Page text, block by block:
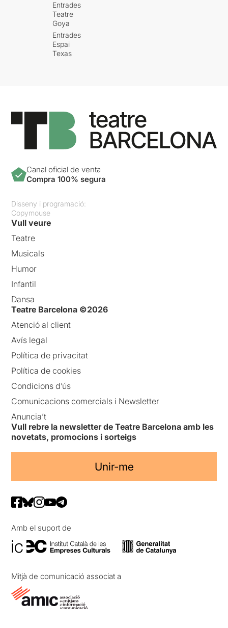
Entrades
Teatre
Goya
Entrades
Espai
Texas
Canal oficial de venta
Compra 100% segura
Disseny i programació:
Copymouse
Vull veure
Teatre
Musicals
Humor
Infantil
Dansa
Teatre Barcelona ©2026
Atenció al client
Avís legal
Política de privacitat
Política de cookies
Condicions d’ús
Comunicacions comercials i Newsletter
Anuncia’t
Vull rebre la newsletter de Teatre Barcelona amb les
novetats, promocions i sorteigs
Unir-me
Amb el suport de
Mitjà de comunicació associat a